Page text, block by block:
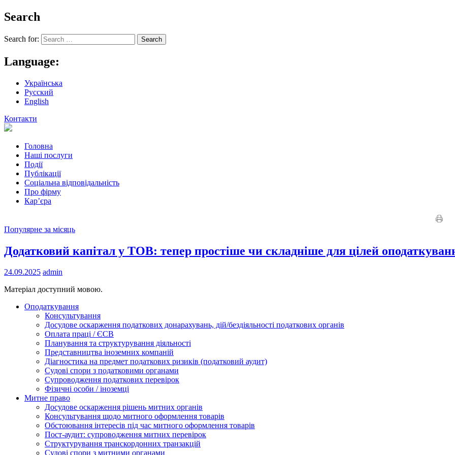
Search
Search for:
Language:
Українська
Русский
English
Контакти
Головна
Наші послуги
Події
Публікації
Соціальна відповідальність
Про фiрму
Кар’єра
Популярне за місяць
Додатковий капітал у ТОВ: тепер простіше чи складніше для цілей
24.09.2025 admin
Матеріал доступний мовою.
Оподаткування
Консультування
Досудове оскарження податкових донарахувань, дій/бездіяльності податкових органів
Оплата праці / ЄСВ
Планування та структурування діяльності
Представництва іноземних компаній
Діагностика на предмет податкових ризиків (податковий аудит)
Судові спори з податковими органами
Супроводження податкових перевірок
Фізичні особи / іноземці
Митне право
Досудове оскарження рішень митних органів
Консультування щодо митного оформлення товарів
Обстоювання інтересів під час митного оформлення товарів
Пост-аудит: супроводження митних перевірок
Структурування транскордонних транзакцій
Судові спори з митними органами